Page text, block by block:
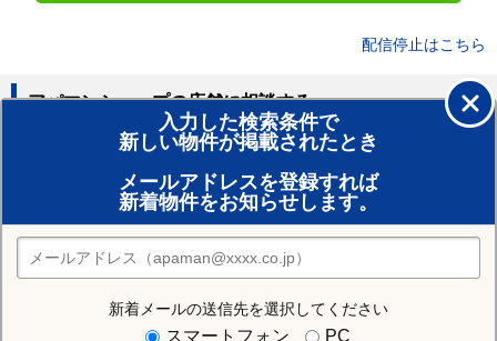
配信停止はこちら
入力した検索条件で
新しい物件が掲載されたとき
メールアドレスを登録すれば
新着物件をお知らせします。
新着メールの送信先を選択してください
スマートフォン PC
アパマンショップの店舗に相談する
賃貸のプロがお部屋探し！
おまかせ物件リクエスト
住みたい街の店舗を探す
店舗検索
住む街研究所で伊豆の国市の情報を見る